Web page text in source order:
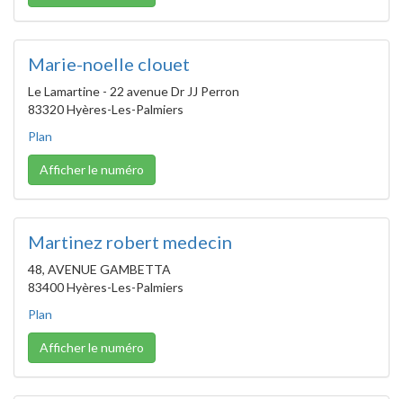
Marie-noelle clouet
Le Lamartine - 22 avenue Dr JJ Perron
83320 Hyères-Les-Palmiers
Plan
Afficher le numéro
Martinez robert medecin
48, AVENUE GAMBETTA
83400 Hyères-Les-Palmiers
Plan
Afficher le numéro